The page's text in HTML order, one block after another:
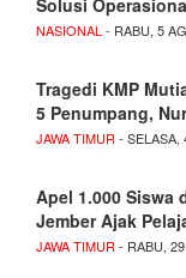
NASIONAL - RABU, 5
Tragedi KMP
5 Penumpang,
JAWA TIMUR - SELASA,
Apel 1.000 Siswa
Jember Ajak
JAWA TIMUR - RABU,